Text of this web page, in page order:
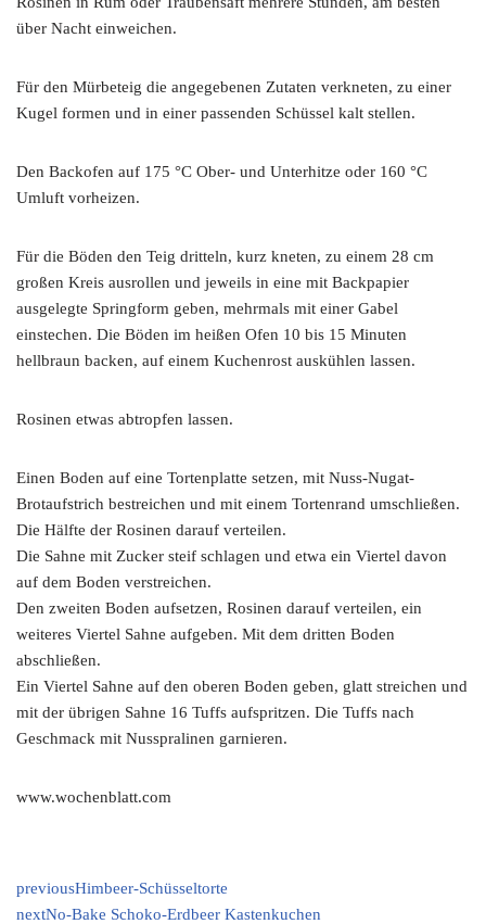
über Nacht einweichen.
Für den Mürbeteig die angegebenen Zutaten verkneten, zu einer
Kugel formen und in einer passenden Schüssel kalt stellen.
Den Backofen auf 175 °C Ober- und Unterhitze oder 160 °C
Umluft vorheizen.
Für die Böden den Teig dritteln, kurz kneten, zu einem 28 cm
großen Kreis ausrollen und jeweils in eine mit Backpapier
ausgelegte Springform geben, mehrmals mit einer Gabel
einstechen. Die Böden im heißen Ofen 10 bis 15 Minuten
hellbraun backen, auf einem Kuchenrost auskühlen lassen.
Rosinen etwas abtropfen lassen.
Einen Boden auf eine Tortenplatte setzen, mit Nuss-Nugat-
Brotaufstrich bestreichen und mit einem Tortenrand umschließen.
Die Hälfte der Rosinen darauf verteilen.
Die Sahne mit Zucker steif schlagen und etwa ein Viertel davon
auf dem Boden verstreichen.
Den zweiten Boden aufsetzen, Rosinen darauf verteilen, ein
weiteres Viertel Sahne aufgeben. Mit dem dritten Boden
abschließen.
Ein Viertel Sahne auf den oberen Boden geben, glatt streichen und
mit der übrigen Sahne 16 Tuffs aufspritzen. Die Tuffs nach
Geschmack mit Nusspralinen garnieren.
www.wochenblatt.com
previousHimbeer-Schüsseltorte
nextNo-Bake Schoko-Erdbeer Kastenkuchen